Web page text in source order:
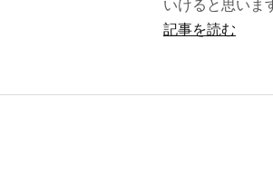
いけると思いま
記事を読む